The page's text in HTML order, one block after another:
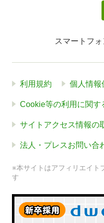
スマートフォ
利用規約 個人情報
Cookie等の利用に関す
サイトアクセス情報の
法人・プレスお問い合
※本サイトはアフィリエイト
す